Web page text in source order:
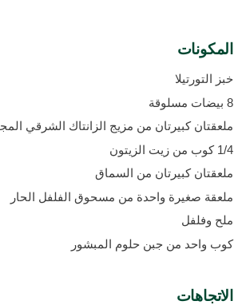
التورتيلا
كبيرتان من مزيج الزانتاك الشرقي
من زيت الزيتون
كبيرتان من السماق
صغيرة واحدة من مسحوق الفلفل الحار
وفلفل
واحد من جبن حلوم المبشور